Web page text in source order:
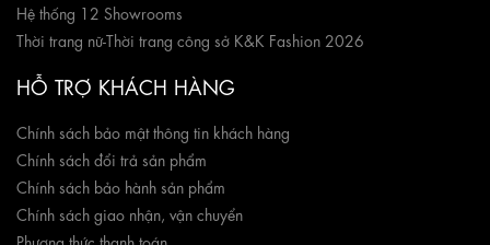
Hệ thống 12 Showrooms
Thời trang nữ-Thời trang công sở K&K Fashion 2026
HỖ TRỢ KHÁCH HÀNG
Chính sách bảo mật thông tin khách hàng
Chính sách đổi trả sản phẩm
Chính sách bảo hành sản phẩm
Chính sách giao nhận, vận chuyển
Phương thức thanh toán